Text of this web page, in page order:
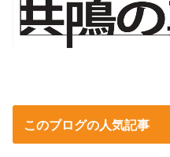
このブログの人気記事